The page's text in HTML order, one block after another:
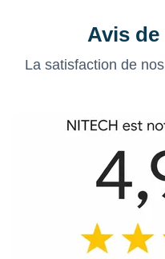
Avis
La satisfaction de